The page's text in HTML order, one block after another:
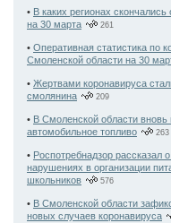
• В каких регионах скончались
на 30 марта
261
• Оперативная статистика по
Смоленской области на 30
• Жертвами коронавируса
смолянина
209
• В Смоленской области вновь
автомобильное топливо
263
• Роспотребнадзор рассказал
нарушениях в организации
школьников
576
• В Смоленской области
новых случаев коронавируса